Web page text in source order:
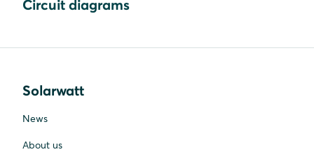
Circuit diagrams
Solarwatt
News
About us